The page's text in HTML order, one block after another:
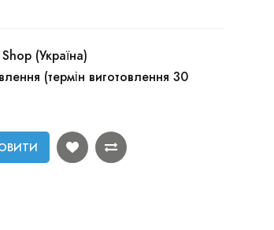
(Україна)
(термін виготовлення 30